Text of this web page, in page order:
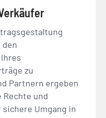
den
zu
Partnern ergeben
und
Umgang in